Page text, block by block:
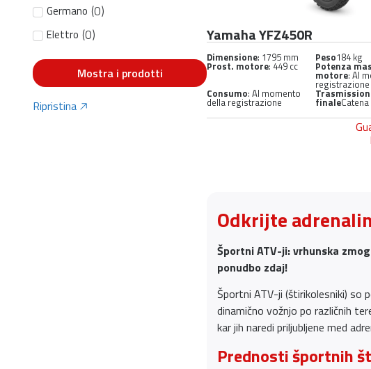
Germano (0)
Elettro (0)
Mostra i prodotti
Ripristina
Yamaha YFZ450R
Dimensione: 1795 mm Peso184 kg
Prost. motore: 449 cc Potenza
motore: Al
registrazione
Consumo: Al momento
della registrazione finaleCatena
Odkrijte
Športni ATV-ji: vrhunska
ponudbo zdaj!
Športni ATV-ji (štirikolesniki) so
dinamično vožnjo po različnih
kar jih naredi priljubljene med
Prednosti športnih